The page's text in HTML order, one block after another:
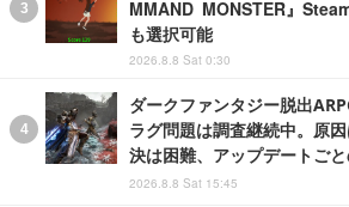
MMAND MONSTER』
も選択可能
2026.8.8 Sat 0:30
ダークファンタジー脱出
ラグ問題は調査継続中。原
決は困難、アップデートご
2026.8.8 Sat 15:45